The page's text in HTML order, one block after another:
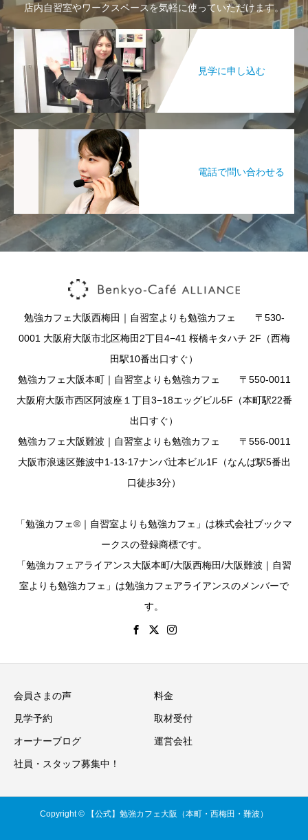
店内自習室やワークスペースを気軽に使っていただけます。
見学に申し込む
電話で問い合わせる
勉強カフェ大阪西梅田｜自習室よりも勉強カフェ 〒530-
0001 大阪府大阪市北区梅田2丁目4−41 桜橋キタハチ 2F（西梅
田駅10番出口すぐ）
勉強カフェ大阪本町｜自習室よりも勉強カフェ 〒550-0011
大阪府大阪市西区阿波座１丁目3−18エッグビル5F（本町駅22番
出口すぐ）
勉強カフェ大阪難波｜自習室よりも勉強カフェ 〒556-0011
大阪市浪速区難波中1-13-17ナンバ辻本ビル1F（なんば駅5番出
口徒歩3分）
「勉強カフェ®｜自習室よりも勉強カフェ」は株式会社ブックマ
ークスの登録商標です。
「勉強カフェアライアンス大阪本町/大阪西梅田/大阪難波｜自習
室よりも勉強カフェ」は勉強カフェアライアンスのメンバーで
す。
会員さまの声 料金
見学予約 取材受付
オーナーブログ 運営会社
社員・スタッフ募集中！
Copyright © 【公式】勉強カフェ大阪（本町・西梅田・難波）